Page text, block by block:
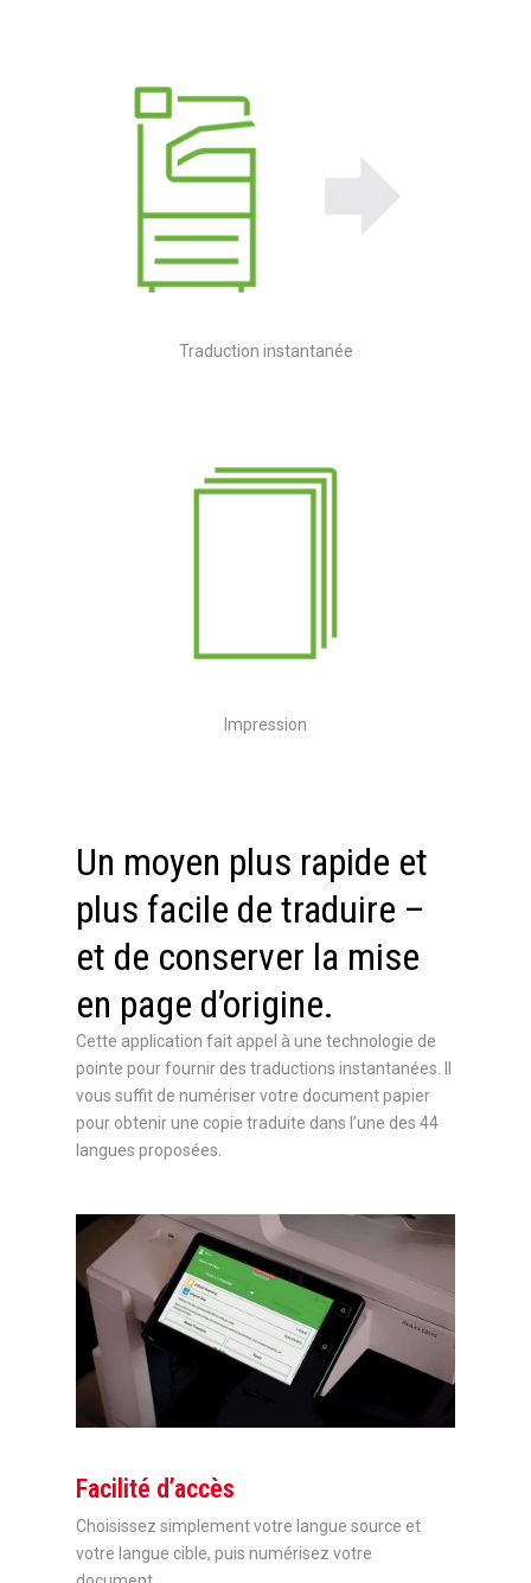
Traduction instantanée
Impression
Un moyen plus rapide et
plus facile de traduire –
et de conserver la mise
en page d’origine.
Cette application fait appel à une technologie de
pointe pour fournir des traductions instantanées. Il
vous suffit de numériser votre document papier
pour obtenir une copie traduite dans l’une des 44
langues proposées.
Facilité d’accès
Choisissez simplement votre langue source et
votre langue cible, puis numérisez votre